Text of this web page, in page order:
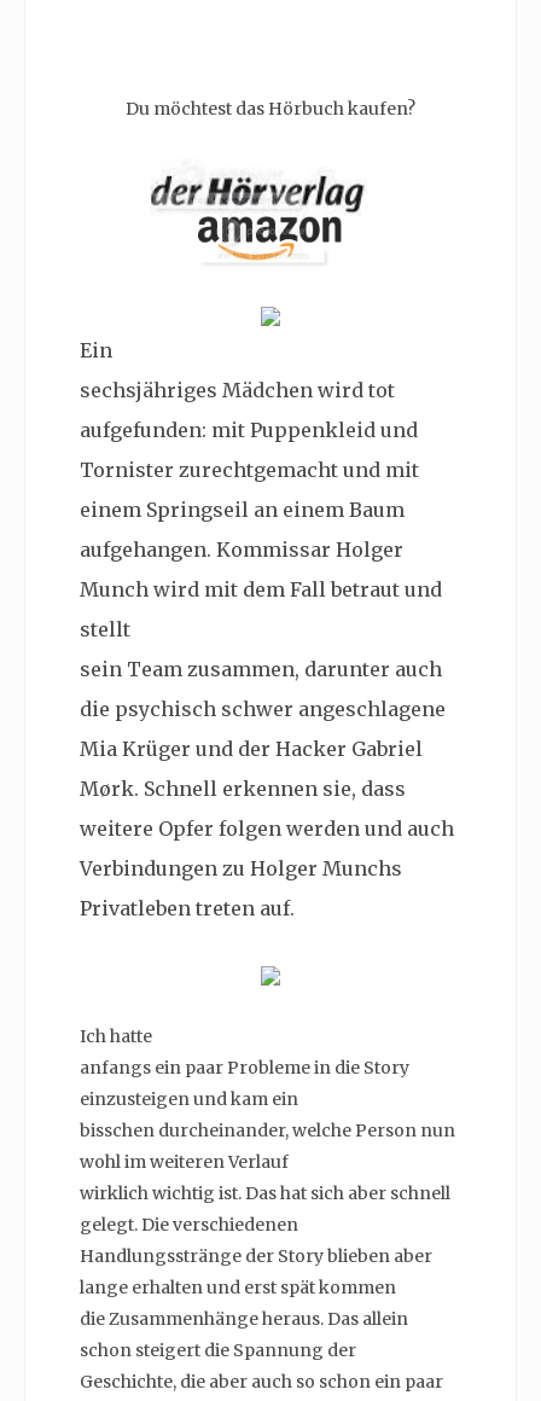
Du möchtest das Hörbuch kaufen?
Ein
sechsjähriges Mädchen wird tot
aufgefunden: mit Puppenkleid und
Tornister zurechtgemacht und mit
einem Springseil an einem Baum
aufgehangen. Kommissar Holger
Munch wird mit dem Fall betraut und
stellt
sein Team zusammen, darunter auch
die psychisch schwer angeschlagene
Mia Krüger und der Hacker Gabriel
Mørk. Schnell erkennen sie, dass
weitere Opfer folgen werden und auch
Verbindungen zu Holger Munchs
Privatleben treten auf.
Ich hatte
anfangs ein paar Probleme in die Story
einzusteigen und kam ein
bisschen durcheinander, welche Person nun
wohl im weiteren Verlauf
wirklich wichtig ist. Das hat sich aber schnell
gelegt. Die verschiedenen
Handlungsstränge der Story blieben aber
lange erhalten und erst spät kommen
die Zusammenhänge heraus. Das allein
schon steigert die Spannung der
Geschichte, die aber auch so schon ein paar